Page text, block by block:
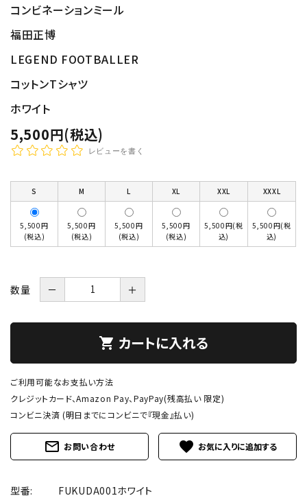
コンビネーションミール
福田正博
LEGEND FOOTBALLER
コットンTシャツ
ホワイト
5,500円(税込)
レビューを書く
S M L XL XXL XXXL
5,500円
(税込)
5,500円
(税込)
5,500円
(税込)
5,500円
(税込)
5,500円(税
込)
5,500円(税
込)
数量 － ＋
shopping_cart カートに入れる
ご利用可能なお支払い方法
クレジットカード、Amazon Pay、PayPay(残高払い 限定)
コンビニ決済 (明日までにコンビニで『現金』払い)
mail_outline お問い合わせ favorite
型番: FUKUDA001ホワイト